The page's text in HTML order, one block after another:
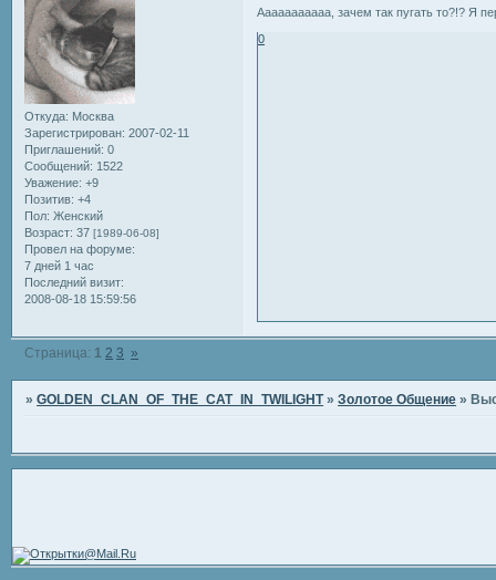
Откуда: Москва
Зарегистрирован: 2007-02-11
Приглашений: 0
Сообщений: 1522
Уважение: +9
Позитив: +4
Пол: Женский
Возраст: 37 [1989-06-08]
Провел на форуме:
7 дней 1 час
Последний визит:
2008-08-18 15:59:56
Ааааааааааа, зачем так пугать то?!? Я
0
Страница: 1 2 3 »
»GOLDEN_CLAN_OF_THE_CAT_IN_TWILIGHT »Золотое Общение »